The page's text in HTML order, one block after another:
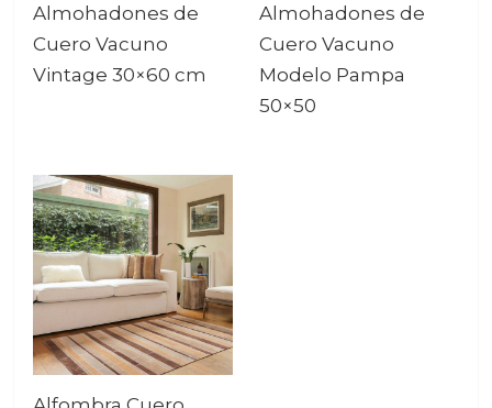
Almohadones de
Cuero Vacuno
Vintage 30×60 cm
Almohadones de
Cuero Vacuno
Modelo Pampa
50×50